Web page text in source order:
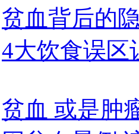
贫血背后的
4大饮食误区
贫血 或是肿